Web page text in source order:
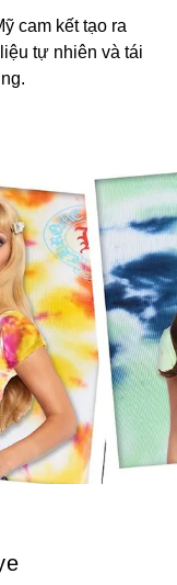
cam kết tạo ra
tự nhiên và tái